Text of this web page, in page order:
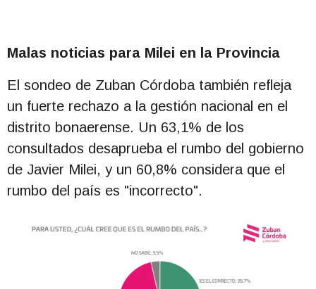
Malas noticias para Milei en la Provincia
El sondeo de Zuban Córdoba también refleja
un fuerte rechazo a la gestión nacional en el
distrito bonaerense. Un 63,1% de los
consultados desaprueba el rumbo del gobierno
de Javier Milei, y un 60,8% considera que el
rumbo del país es "incorrecto".